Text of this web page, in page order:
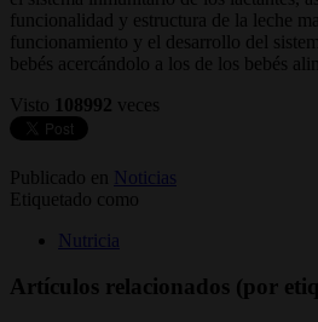
funcionalidad y estructura de la leche
funcionamiento y el desarrollo del
bebés acercándolo a los de los bebés
Visto 108992 veces
Publicado en
Noticias
Etiquetado como
Nutricia
Artículos relacionados (por